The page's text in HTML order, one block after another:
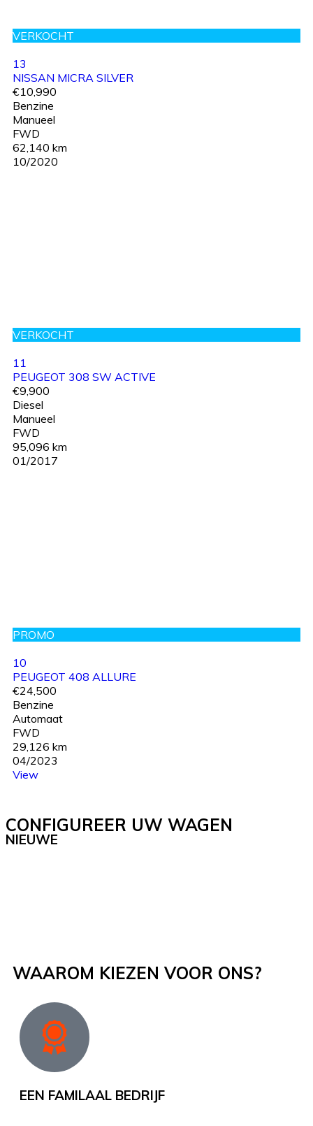
VERKOCHT
13
NISSAN MICRA SILVER
€10,990
Benzine
Manueel
FWD
62,140 km
10/2020
VERKOCHT
11
PEUGEOT 308 SW ACTIVE
€9,900
Diesel
Manueel
FWD
95,096 km
01/2017
PROMO
10
PEUGEOT 408 ALLURE
€24,500
Benzine
Automaat
FWD
29,126 km
04/2023
View
CONFIGUREER UW WAGEN
NIEUWE
WAAROM KIEZEN VOOR ONS?
EEN FAMILAAL BEDRIJF